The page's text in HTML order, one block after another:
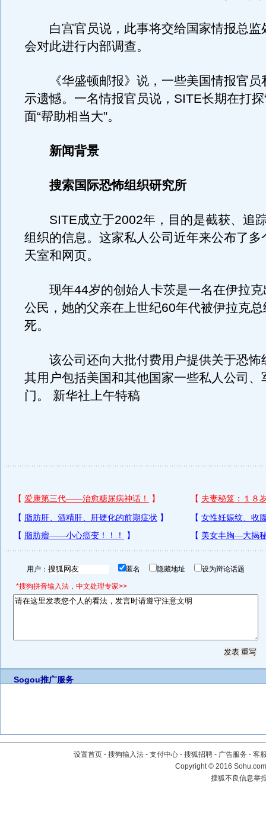
白宫官员说，此事将交给国家情报总监
会对此进行内部调查。
《华盛顿邮报》说，一些美国情报官员
示遗憾。一名情报官员说，SITE长期在打探
面“帮助相当大”。
新闻背景
搜索国际恐怖组织研究所
SITE成立于2002年，目的是截获、追
组织的信息。这家私人公司近年来公布了多
天室和网页。
现年44岁的创始人卡茨是一名在伊拉克
公民，她的父亲在上世纪60年代被伊拉克
死。
该公司还向大批付费用户提供关于恐怖
其用户包括美国和其他国家一些私人公司、
门。 新华社上午特稿
用户： 匿名 隐藏地址 设为辩论话题
*搜狗拼音输入法，中文处理专家>>
Sogou推广服务
设置首页 - 搜狗输入法 - 支付中心 - 搜狐招聘 - 广告服务 - 客
Copyright©2016
搜狐不良信息举